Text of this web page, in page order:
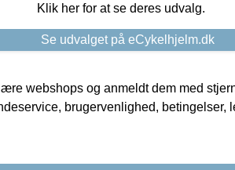
Klik her for at se deres udvalg.
Se udvalget på eCykelhjelm.dk
webshops og anmeldt dem med
brugervenlighed, betingelser,